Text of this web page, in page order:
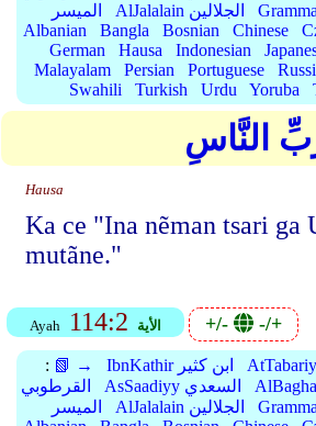
الميسر
AlJalalain الجلالين
Albanian
Bangla Bosnian Chinese
German
Hausa Indonesian
Malayalam
Persian Portuguese
Swahili
Turkish Urdu Yoruba
النَّاسِ
Hausa
Ka ce "Ina nẽman tsari ga
mutãne."
Ayah 114:2 الأية +/- -/+
: 📗 → IbnKathir ابن كثير
القرطوبي
AsSaadiyy السعدي
الميسر
AlJalalain الجلالين